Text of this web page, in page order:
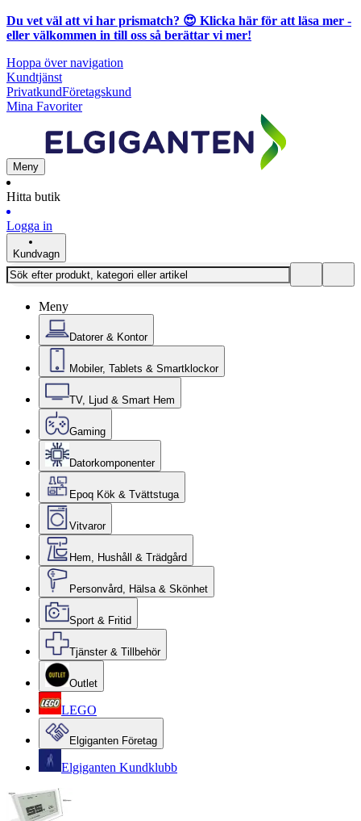
Du vet väl att vi har prismatch? 😍 Klicka här för att läsa mer -
eller välkommen in till oss så berättar vi mer!
Hoppa över navigation
Kundtjänst
PrivatkundFöretagskund
Mina Favoriter
Meny
Hitta butik
Logga in
Kundvagn
Meny
Datorer & Kontor
Mobiler, Tablets & Smartklockor
TV, Ljud & Smart Hem
Gaming
Datorkomponenter
Epoq Kök & Tvättstuga
Vitvaror
Hem, Hushåll & Trädgård
Personvård, Hälsa & Skönhet
Sport & Fritid
Tjänster & Tillbehör
Outlet
LEGO
Elgiganten Företag
Elgiganten Kundklubb